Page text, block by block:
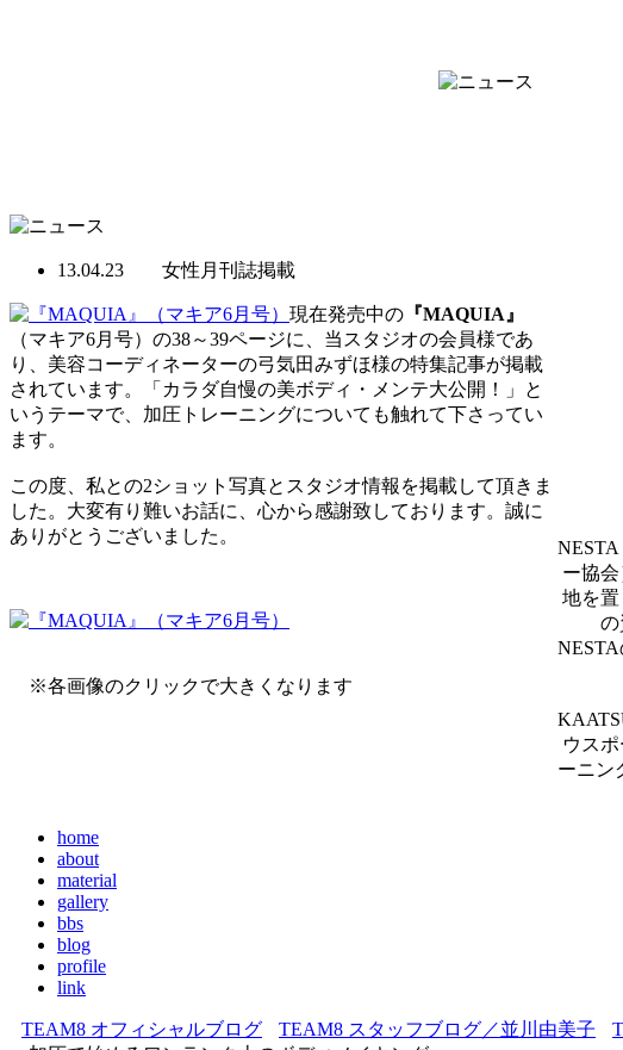
13.04.23 女性月刊誌掲載
現在発売中の 『MAQUIA』
（マキア6月号）の38～39ページに、当スタジオの会員様であ
り、美容コーディネーターの弓気田みずほ様の特集記事が掲載
されています。「カラダ自慢の美ボディ・メンテ大公開！」と
いうテーマで、加圧トレーニングについても触れて下さってい
ます。
この度、私との2ショット写真とスタジオ情報を掲載して頂きま
した。大変有り難いお話に、心から感謝致しております。誠に
ありがとうございました。
※各画像のクリックで大きくなります
ー協
地を
の
ウス
ーニン
home
about
material
gallery
bbs
blog
profile
link
TEAM8 オフィシャルブログ TEAM8 スタッフブログ／並川由美子